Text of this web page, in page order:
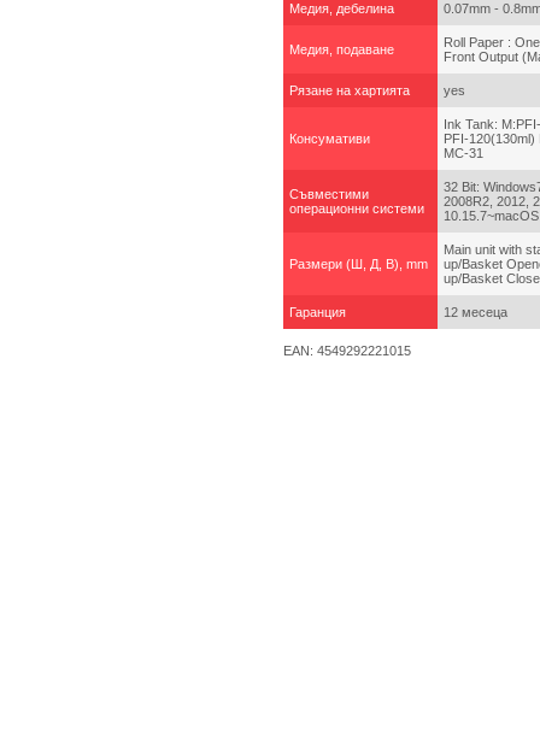
Медия, дебелина 0.07mm -
Медия, подаване
Roll Paper :
Front Output
Рязане на хартията yes
Консумативи
Ink Tank:
PFI-120(130ml)
MC-31
Съвместими
операционни системи
32 Bit:
2008R2, 2012,
Размери (Ш, Д, В), mm
Main unit with
up/Basket
up/Basket
Гаранция 12 месеца
EAN: 4549292221015